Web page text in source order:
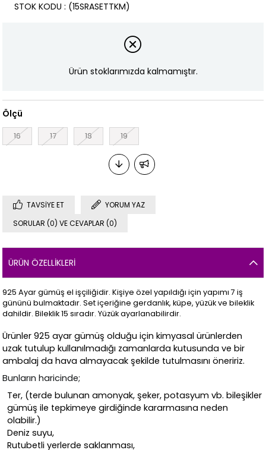
(15SRASETTKM)
STOK KODU
Ürün stoklarımızda kalmamıştır.
Ölçü
16 17 18 19
TAVSIYE ET
YORUM YAZ
SORULAR (0) VE CEVAPLAR (0)
ÜRÜN ÖZELLIKLERI
925 Ayar gümüş el işçiliğidir. Kişiye özel yapıldığı için yapımı 7 iş
gününü bulmaktadır. Set içeriğine gerdanlık, küpe, yüzük ve bileklik
dahildir. Bileklik 15 sıradır. Yüzük ayarlanabilirdir.
Ürünler 925 ayar gümüş olduğu için kimyasal ürünlerden
uzak tutulup kullanılmadığı zamanlarda kutusunda ve bir
ambalaj da hava almayacak şekilde tutulmasını öneririz.
Bunların haricinde;
Ter, (terde bulunan amonyak, şeker, potasyum vb. bileşikler
gümüş ile tepkimeye girdiğinde kararmasına neden
olabilir.)
Deniz suyu,
Rutubetli yerlerde saklanması,